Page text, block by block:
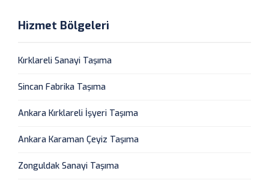
Hizmet Bölgeleri
Kırklareli Sanayi Taşıma
Sincan Fabrika Taşıma
Ankara Kırklareli İşyeri Taşıma
Ankara Karaman Çeyiz Taşıma
Zonguldak Sanayi Taşıma